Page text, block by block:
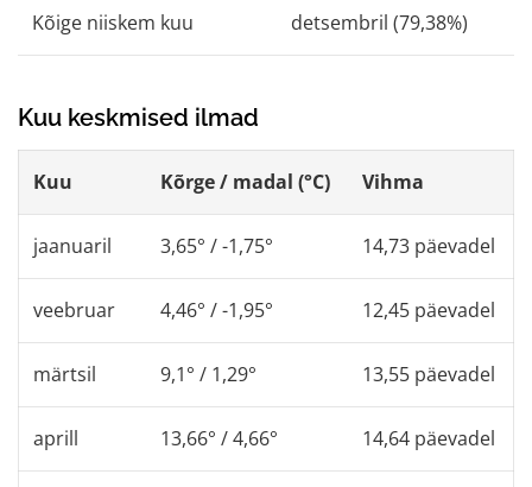
Kõige niiskem kuu detsembril (79,38%)
Kuu keskmised ilmad
Kuu Kõrge / madal (°C) Vihma
jaanuaril 3,65° / -1,75° 14,73 päevadel
veebruar 4,46° / -1,95° 12,45 päevadel
märtsil 9,1° / 1,29° 13,55 päevadel
aprill 13,66° / 4,66° 14,64 päevadel